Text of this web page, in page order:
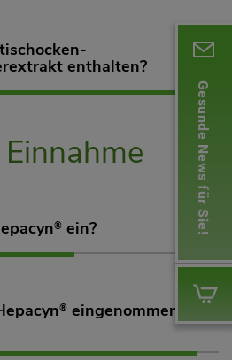
Gesunde News für Sie!
enthalten?
® ein?
® eingenommen